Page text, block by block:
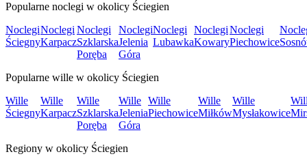
Popularne noclegi w okolicy Ściegien
Noclegi
Ściegny
Noclegi
Karpacz
Noclegi
Szklarska
Poręba
Noclegi
Jelenia
Góra
Noclegi
Lubawka
Noclegi
Kowary
Noclegi
Piechowice
Popularne wille w okolicy Ściegien
Wille
Ściegny
Wille
Karpacz
Wille
Szklarska
Poręba
Wille
Jelenia
Góra
Wille
Piechowice
Wille
Miłków
Wille
Mysłakowice
Regiony w okolicy Ściegien